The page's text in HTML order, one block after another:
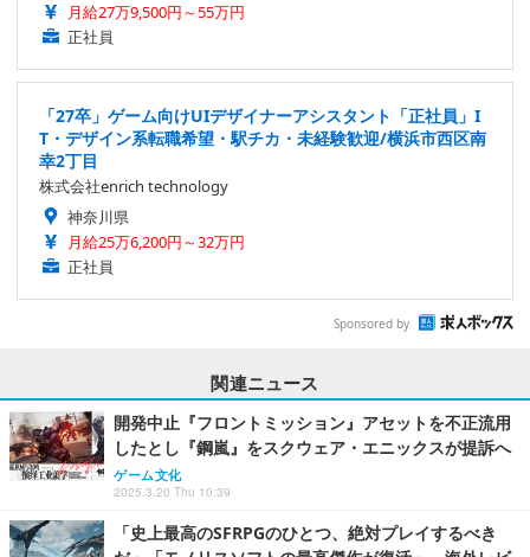
月給27万9,500円～55万円
正社員
「27卒」ゲーム向けUIデザイナーアシスタント「正社員」I
T・デザイン系転職希望・駅チカ・未経験歓迎/横浜市西区南
幸2丁目
株式会社enrich technology
神奈川県
月給25万6,200円～32万円
正社員
Sponsored by
関連ニュース
開発中止『フロントミッション』アセットを不正流用
したとし『鋼嵐』をスクウェア・エニックスが提訴へ
ゲーム文化
2025.3.20 Thu 10:39
「史上最高のSFRPGのひとつ、絶対プレイするべき